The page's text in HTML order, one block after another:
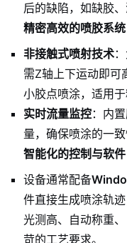
后的缺陷，如缺胶
精密高效的喷胶系
非接触式喷射技术
需Z轴上下运动即可
小胶点喷涂，适用于
实时流量监控：内
量，确保喷涂的一致
智能化的控制与软件
设备通常配备
件直接生成喷涂轨
光测高、自动称重
苛的工艺要求。